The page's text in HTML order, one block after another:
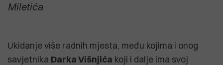
Miletića
Ukidanje više radnih mjesta, među kojima i onog
savjetnika Darka Višnjića koji i dalje ima svoj